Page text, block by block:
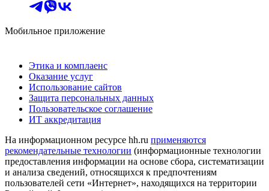
Мобильное приложение
Этика и комплаенс
Оказание услуг
Использование сайтов
Защита персональных данных
Пользовательское соглашение
ИТ аккредитация
На информационном ресурсе hh.ru применяются
рекомендательные технологии (информационные технологии
предоставления информации на основе сбора, систематизации
и анализа сведений, относящихся к предпочтениям
пользователей сети «Интернет», находящихся на территории